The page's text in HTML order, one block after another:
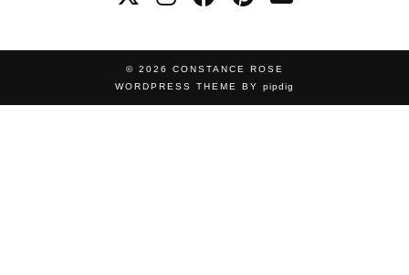
© 2026 CONSTANCE ROSE
WORDPRESS THEME BY pipdig